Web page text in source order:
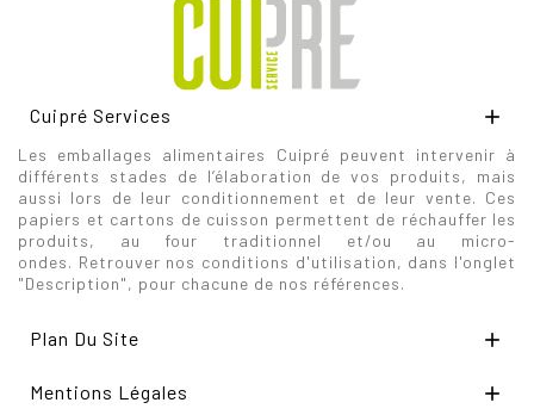
Cuipré Services 
Les emballages alimentaires Cuipré peuvent intervenir à
différents stades de l’élaboration de vos produits, mais
aussi lors de leur conditionnement et de leur vente. Ces
papiers et cartons de cuisson permettent de réchauffer les
produits, au four traditionnel et/ou au micro-
ondes. Retrouver nos conditions d'utilisation, dans l'onglet
"Description", pour chacune de nos références.
Plan Du Site 
Mentions Légales 